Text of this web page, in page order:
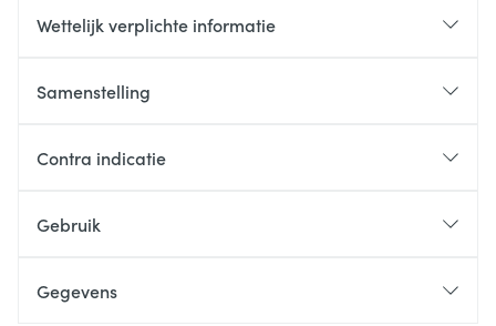
Wettelijk verplichte informatie
Samenstelling
Contra indicatie
Gebruik
Gegevens